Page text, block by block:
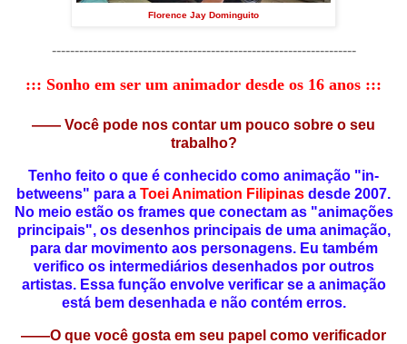
Florence Jay Dominguito
-------------------------------------------------------------------
::: Sonho em ser um animador desde os 16 anos :::
—— Você pode nos contar um pouco sobre o seu
trabalho?
Tenho feito o que é conhecido como animação "in-
betweens" para a Toei Animation Filipinas desde 2007.
No meio estão os frames que conectam as "animações
principais", os desenhos principais de uma animação,
para dar movimento aos personagens. Eu também
verifico os intermediários desenhados por outros
artistas. Essa função envolve verificar se a animação
está bem desenhada e não contém erros.
——O que você gosta em seu papel como verificador